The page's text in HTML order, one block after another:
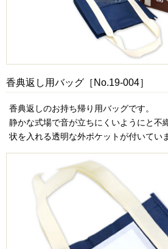
香典返し用バッグ［No.19-004］
香典返しのお持ち帰り用バッグです。
静かな式場で音が立ちにくいようにと不
状を入れる透明な外ポケットが付いてい